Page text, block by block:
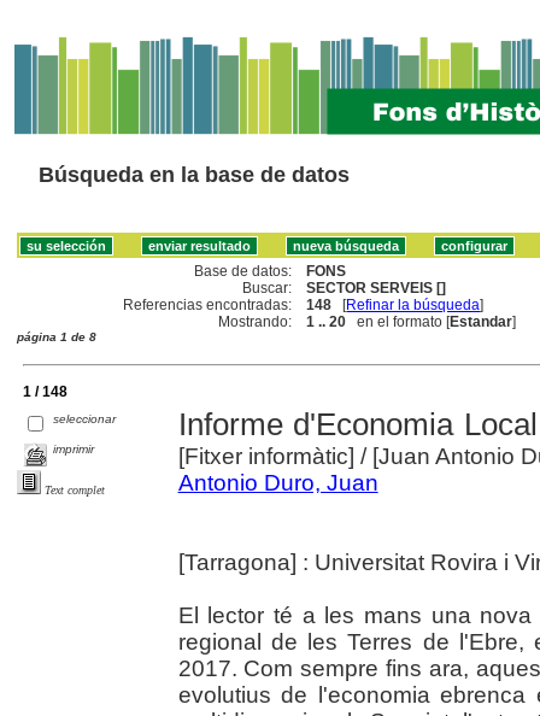
Búsqueda en la base de datos
Base de datos:
FONS
Buscar:
SECTOR SERVEIS []
Referencias encontradas:
148 [Refinar la búsqueda]
Mostrando:
1 .. 20 en el formato [Estandar]
página 1 de 8
1 / 148
seleccionar
imprimir
Text complet
Informe d'Economia
[Fitxer informàtic] / [Juan Antonio
Antonio Duro, Juan
[Tarragona] : Universitat Rovira i
El lector té a les mans una
regional de les Terres de
2017. Com sempre fins ara,
evolutius de l'economia